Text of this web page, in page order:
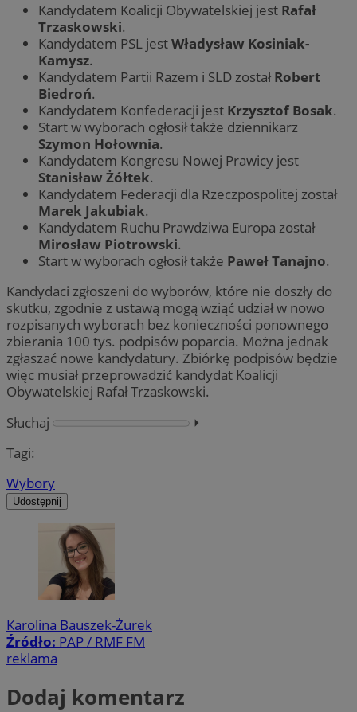
Kandydatem Koalicji Obywatelskiej jest Rafał
Trzaskowski.
Kandydatem PSL jestWładysław Kosiniak-
Kamysz.
Kandydatem Partii Razem i SLD zostałRobert
Biedroń.
Kandydatem Konfederacji jest Krzysztof Bosak.
Start w wyborach ogłosił także dziennikarz
Szymon Hołownia.
Kandydatem Kongresu Nowej Prawicy jest
Stanisław Żółtek.
Kandydatem Federacji dla Rzeczpospolitej został
Marek Jakubiak.
Kandydatem Ruchu Prawdziwa Europa został
Mirosław Piotrowski.
Start w wyborach ogłosił także Paweł Tanajno.
Kandydaci zgłoszeni do wyborów, które nie doszły do
skutku, zgodnie z ustawą mogą wziąć udział w nowo
rozpisanych wyborach bez konieczności ponownego
zbierania 100 tys. podpisów poparcia. Można jednak
zgłaszać nowe kandydatury. Zbiórkę podpisów będzie
więc musiał przeprowadzić kandydat Koalicji
Obywatelskiej Rafał Trzaskowski.
Słuchaj
⏵︎
Tagi:
Wybory
Udostępnij
Karolina Bauszek-Żurek
Źródło: PAP / RMF FM
reklama
Dodaj komentarz